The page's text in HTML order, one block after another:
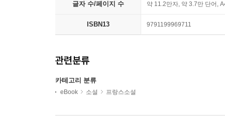
글자 수/페이지 수 약 11.2만자, 약 3.7만 단어,
ISBN13 9791199969711
관련분류
카테고리 분류
eBook 소설 프랑스소설